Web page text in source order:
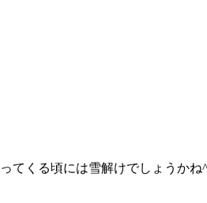
てくる頃には雪解けでしょうかね